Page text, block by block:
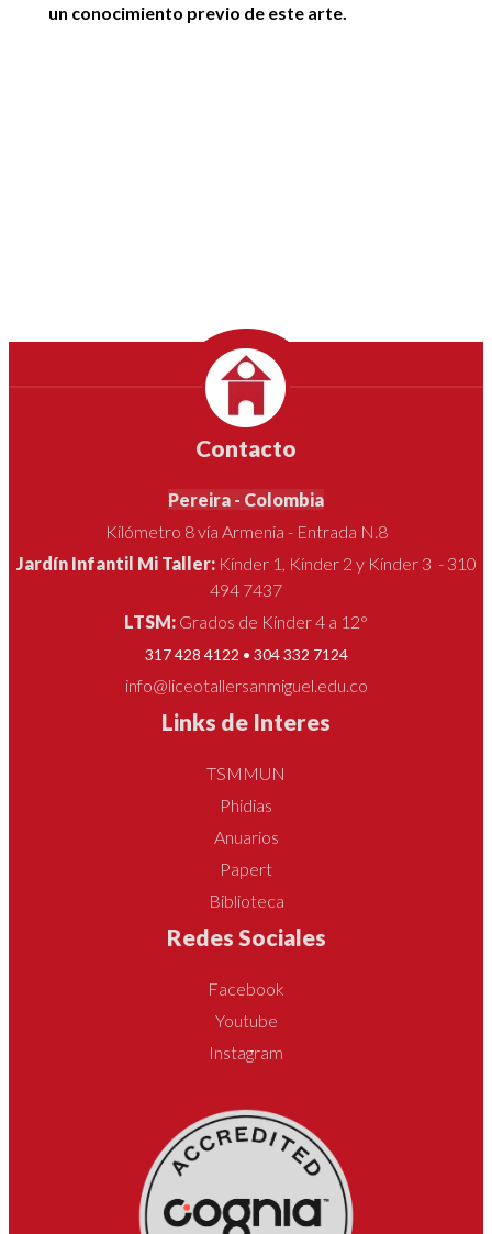
un conocimiento previo de este arte.
Contacto
Pereira - Colombia
Kilómetro 8 vía Armenia - Entrada N.8
Jardín Infantil Mi Taller: Kínder 1, Kínder 2 y Kínder 3 - 310
494 7437
LTSM: Grados de Kínder 4 a 12°
317 428 4122 • 304 332 7124
info@liceotallersanmiguel.edu.co
Links de Interes
TSMMUN
Phidias
Anuarios
Papert
Biblioteca
Redes Sociales
Facebook
Youtube
Instagram